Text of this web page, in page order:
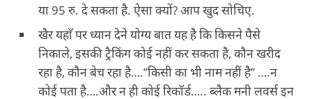
या 95 रु. दे सकता है. ऐसा क्यों? आप खुद सोचिए.
खैर यहाँ पर ध्यान देने योग्य बात यह है कि किसने पैसे
निकाले, इसकी ट्रैकिंग कोई नहीं कर सकता है, कौन खरीद
रहा है, कौन बेच रहा है….”किसी का भी नाम नहीं है” ….न
कोई पता है….और न ही कोई रिकॉर्ड….. ब्लैक मनी लवर्स इन